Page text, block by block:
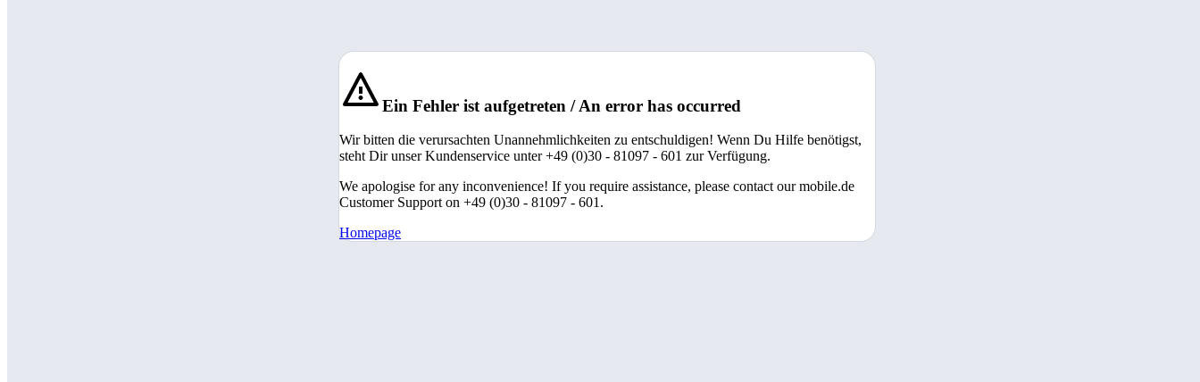
Ein Fehler ist aufgetreten / An error has occurred
Wir bitten die verursachten Unannehmlichkeiten zu entschuldigen! Wenn Du Hilfe benötigst,
steht Dir unser Kundenservice unter +49 (0)30 - 81097 - 601 zur Verfügung.
We apologise for any inconvenience! If you require assistance, please contact our mobile.de
Customer Support on +49 (0)30 - 81097 - 601.
Homepage